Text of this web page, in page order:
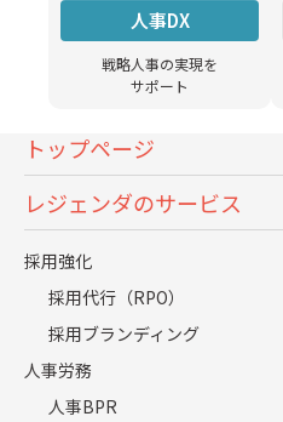
人事DX
戦略人事の実現を
サポート
トップページ
レジェンダのサービス
採用強化
採用代行（RPO）
採用ブランディング
人事労務
人事BPR
とってはすごく
いう感覚でジョ
陣3人と合宿させ
条件にしまして
のか、組織や人
きたかった。そ
るつもりはない”
う方向にベクト